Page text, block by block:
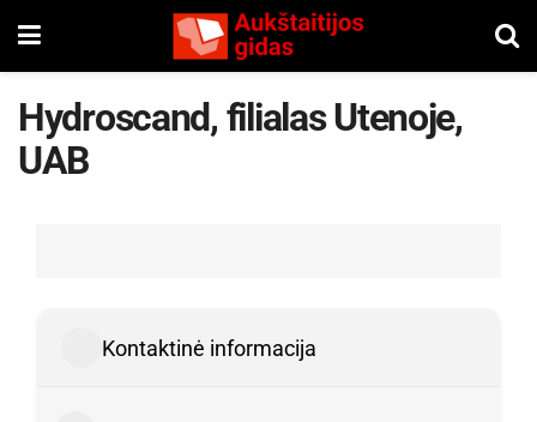
Hydroscand, filialas Utenoje,
UAB
Kontaktinė informacija